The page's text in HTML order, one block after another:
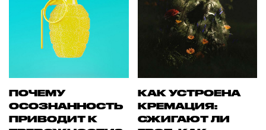
ПОЧЕМУ
ОСОЗНАННОСТЬ
ПРИВОДИТ К
КАК УСТРОЕНА
КРЕМАЦИЯ:
СЖИГАЮТ ЛИ